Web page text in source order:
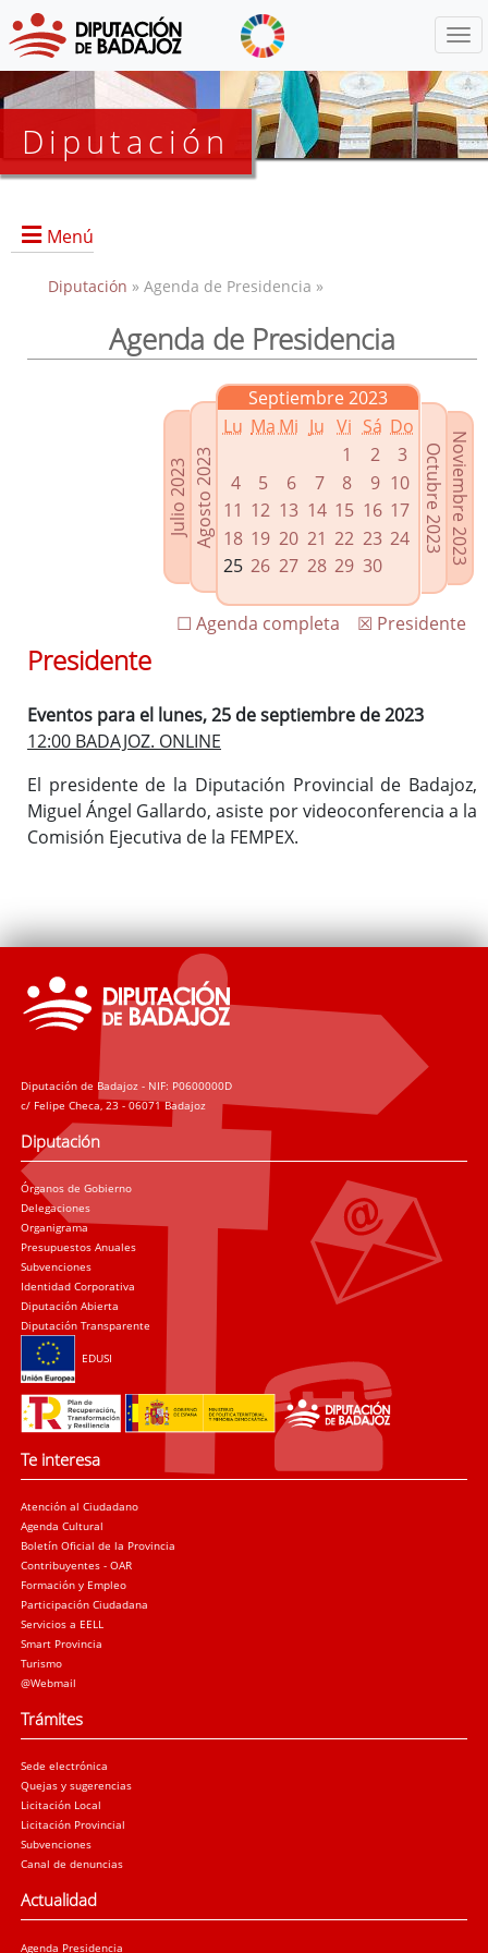
Diputación
Menú
Presidencia
Enlaces relacionados
Agenda de Presidencia
Plenos provinciales y Juntas de gobierno
Oficina de Proyectos Europeos
Diputación » Agenda de Presidencia »
Agenda de Presidencia
Julio 2023Agosto 2023
Septiembre 2023
Lu Ma Mi Ju Vi Sá Do
1
2
3
4
5 6 7 8 9 10
11 12 13 14 15 16 17
18 19 20 21 22 23 24
25 26 27 28 29 30
Noviembre 2023
Octubre 2023
☒ Presidente
☐ Agenda completa
Presidente
Eventos para el lunes, 25 de septiembre de 2023
12:00 BADAJOZ. ONLINE
El presidente de la Diputación Provincial de Badajoz,
Miguel Ángel Gallardo, asiste por videoconferencia a la
Comisión Ejecutiva de la FEMPEX.
Diputación de Badajoz - NIF: P0600000D
c/ Felipe Checa, 23 - 06071 Badajoz
Diputación
Órganos de Gobierno
Delegaciones
Organigrama
Presupuestos Anuales
Subvenciones
Identidad Corporativa
Diputación Abierta
Diputación Transparente
EDUSI
Te interesa
Atención al Ciudadano
Agenda Cultural
Boletín Oficial de la Provincia
Contribuyentes - OAR
Formación y Empleo
Participación Ciudadana
Servicios a EELL
Smart Provincia
Turismo
@Webmail
Trámites
Sede electrónica
Quejas y sugerencias
Licitación Local
Licitación Provincial
Subvenciones
Canal de denuncias
Actualidad
Agenda Presidencia